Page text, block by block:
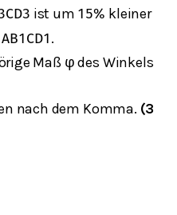
CD3 ist um 15% kleiner
AB1 CD1 .
Maß φ des Winkels
nach dem Komma. (3